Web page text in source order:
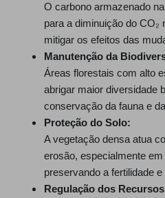
O carbono armazenado
para a diminuição do CO₂
mitigar os efeitos das
Manutenção da
Áreas florestais com alto
abrigar maior diversidade
conservação da fauna e
Proteção do Solo:
A vegetação densa atua
erosão, especialmente
preservando a fertilidade
Regulação dos